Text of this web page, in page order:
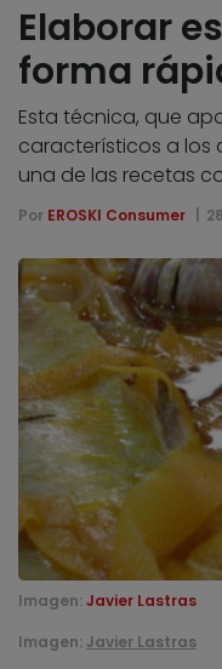
Elaborar
forma
Esta técnica, que
característicos a los
una de las recetas
Por EROSKI Consumer
Imagen: Javier Lastras
Imagen: Javier Lastras